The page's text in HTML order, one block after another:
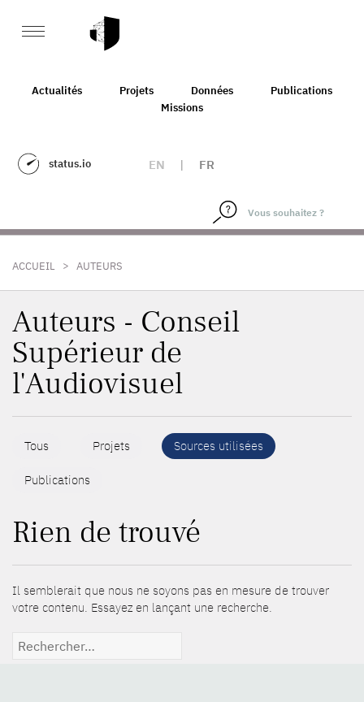
Actualités Projets Données
Publications
Missions
status.io EN | FR
ACCUEIL > AUTEURS
Auteurs - Conseil
Supérieur de
l'Audiovisuel
Tous Projets Sources utilisées
Publications
Rien de trouvé
Il semblerait que nous ne soyons pas en mesure de trouver
votre contenu. Essayez en lançant une recherche.
Rechercher :